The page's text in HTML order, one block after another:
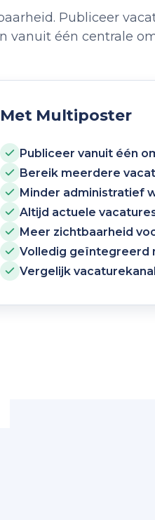
Publiceer
vanuit één centrale
Met Multiposter
Publiceer vanuit één
Bereik meerdere
Minder administratief
Altijd actuele
Meer zichtbaarheid
Volledig geïntegreerd
Vergelijk